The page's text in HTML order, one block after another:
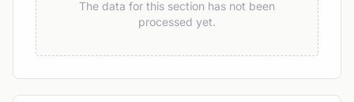
The data for this section has not been
processed yet.